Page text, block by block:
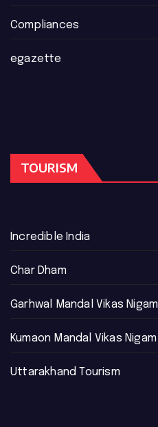
Compliances
egazette
TOURISM
Incredible India
Char Dham
Garhwal Mandal Vikas Nigam
Kumaon Mandal Vikas Nigam
Uttarakhand Tourism